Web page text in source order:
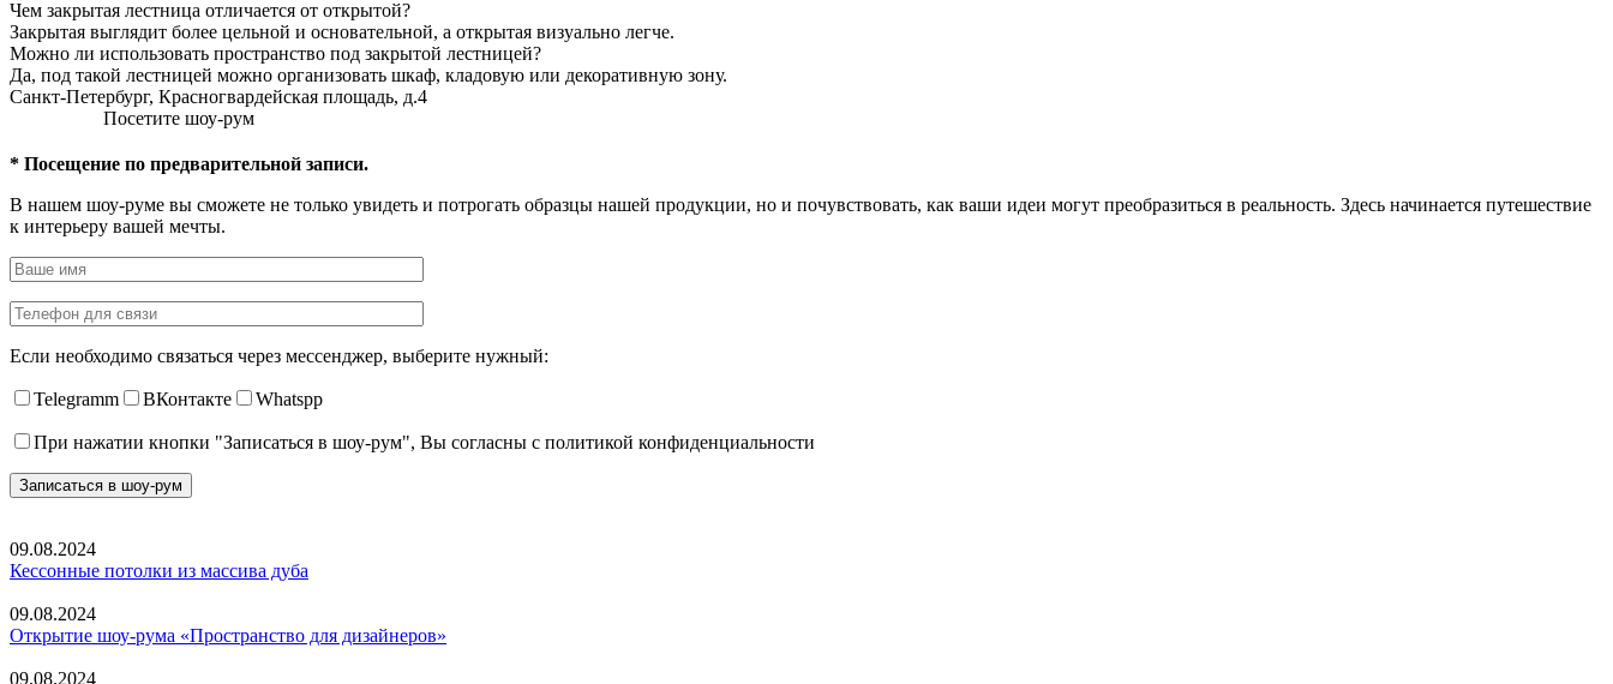
Чем закрытая лестница отличается от открытой?
Закрытая выглядит более цельной и основательной, а открытая визуально легче.
Можно ли использовать пространство под закрытой лестницей?
Да, под такой лестницей можно организовать шкаф, кладовую или декоративную зону.
Санкт-Петербург, Красногвардейская площадь, д.4
Посетите шоу-рум
* Посещение по предварительной записи.
В нашем шоу-руме вы сможете не только увидеть и потрогать образцы нашей продукции, но и почувствовать, как ваши идеи могут преобразиться в реальность. Здесь начинается путешествие
к интерьеру вашей мечты.
Если необходимо связаться через мессенджер, выберите нужный:
Telegramm ВКонтакте Whatspp
При нажатии кнопки "Записаться в шоу-рум", Вы согласны с политикой конфиденциальности
09.08.2024
Кессонные потолки из массива дуба
09.08.2024
Открытие шоу-рума «Пространство для дизайнеров»
09.08.2024